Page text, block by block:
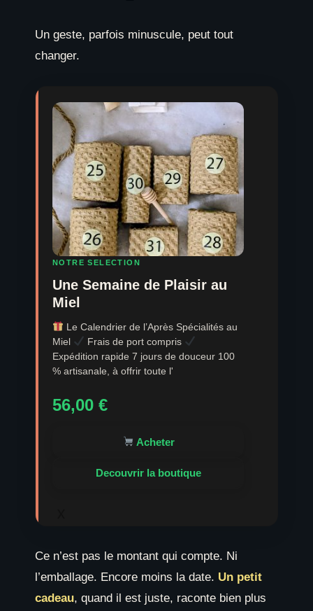
Un geste, parfois minuscule, peut tout
changer.
NOTRE SELECTION
Une Semaine de Plaisir au
Miel
Le Calendrier de l’Après Spécialités au
Miel
Frais de port compris
Expédition rapide 7 jours de douceur 100
% artisanale, à offrir toute l'
56,00 €
Acheter
Decouvrir la boutique
Ce n’est pas le montant qui compte. Ni
l’emballage. Encore moins la date. Un petit
cadeau, quand il est juste, raconte bien plus